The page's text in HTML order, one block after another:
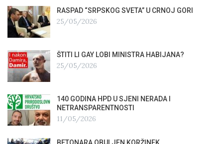
RASPAD “SRPSKOG SVETA” U CRNOJ GORI
25/05/2026
ŠTITI LI GAY LOBI MINISTRA HABIJANA?
25/05/2026
140 GODINA HPD U SJENI NERADA I
NETRANSPARENTNOSTI
11/05/2026